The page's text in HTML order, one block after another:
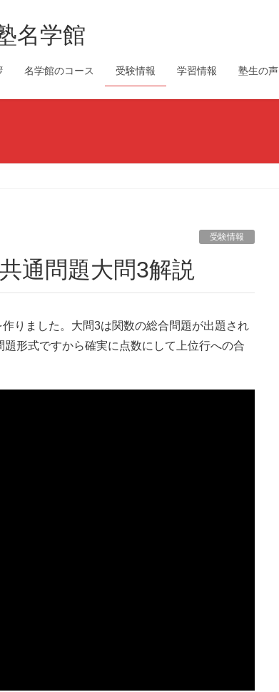
名学館
名学館のコース 受験情報 学習情報 塾生の声
受験情報
通問題大問3解説
りました。大問3は関数の総合問題が出題され
形式ですから確実に点数にして上位行への合